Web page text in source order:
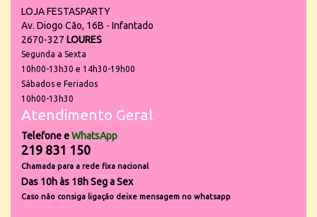
LOJA FESTASPARTY
Av. Diogo Cão, 16B - Infantado
2670-327 LOURES
Segunda a Sexta
10h00-13h30 e 14h30-19h00
Sábados e Feriados
10h00-13h30
Atendimento Geral
Telefone eWhatsApp
219 831 150
Chamada para a rede fixa nacional
Das 10h às 18h Seg a Sex
Caso não consiga ligação deixe mensagem no whatsapp